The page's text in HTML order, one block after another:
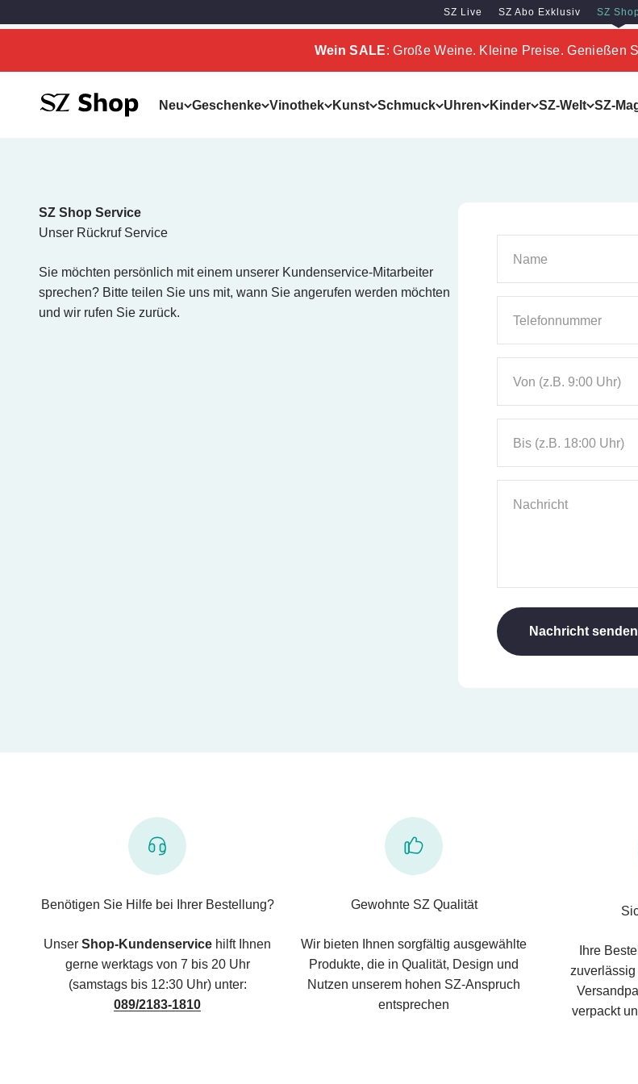
SZ Live SZ Abo Exklusiv SZ Shop
Wein SALE: Große Weine. Kleine Preise. Genießen
Neu Geschenke Vinothek Kunst Schmuck Uhren Kinder SZ-Welt SZ-
SZ Erleben
SZ Shop Service
Unser Rückruf Service
Sie möchten persönlich mit einem unserer Kundenservice-Mitarbeiter
sprechen? Bitte teilen Sie uns mit, wann Sie angerufen werden möchten
und wir rufen Sie zurück.
Name
Telefonnummer
Von (z.B. 9:00 Uhr)
Bis (z.B. 18:00 Uhr)
Nachricht
Nachricht senden
Benötigen Sie Hilfe bei Ihrer Bestellung?
Unser Shop-Kundenservice hilft Ihnen
gerne werktags von 7 bis 20 Uhr
(samstags bis 12:30 Uhr) unter:
089/2183-1810
Gewohnte SZ Qualität
Wir bieten Ihnen sorgfältig ausgewählte
Produkte, die in Qualität, Design und
Nutzen unserem hohen SZ-Anspruch
entsprechen
Ihre
zuverlässig
verpackt